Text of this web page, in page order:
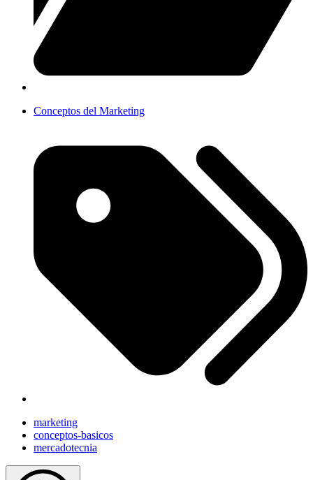
Conceptos del Marketing
marketing
conceptos-basicos
mercadotecnia